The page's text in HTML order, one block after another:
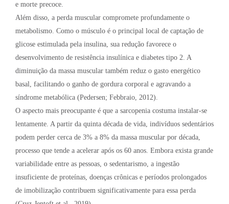
e morte precoce.
Além disso, a perda muscular compromete profundamente o
metabolismo. Como o músculo é o principal local de captação de
glicose estimulada pela insulina, sua redução favorece o
desenvolvimento de resistência insulínica e diabetes tipo 2. A
diminuição da massa muscular também reduz o gasto energético
basal, facilitando o ganho de gordura corporal e agravando a
síndrome metabólica (Pedersen; Febbraio, 2012).
O aspecto mais preocupante é que a sarcopenia costuma instalar-se
lentamente. A partir da quinta década de vida, indivíduos sedentários
podem perder cerca de 3% a 8% da massa muscular por década,
processo que tende a acelerar após os 60 anos. Embora exista grande
variabilidade entre as pessoas, o sedentarismo, a ingestão
insuficiente de proteínas, doenças crônicas e períodos prolongados
de imobilização contribuem significativamente para essa perda